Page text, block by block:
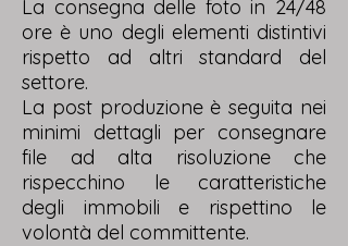
La consegna delle foto in 24/48
ore è uno degli elementi distintivi
rispetto ad altri standard del
settore.
La post produzione è seguita nei
minimi dettagli per consegnare
file ad alta risoluzione che
rispecchino le caratteristiche
degli immobili e rispettino le
volontà del committente.